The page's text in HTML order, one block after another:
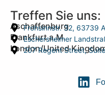
Treffen Sie uns:
Aschaffenburg
Frohsinnstr. 32, 63739
Frankfurt a.M.
Eschersheimer
London/United
207 Regent Street,